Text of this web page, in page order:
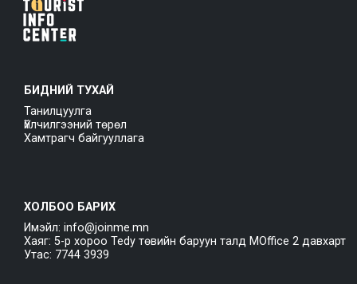
БИДНИЙ ТУХАЙ
Танилцуулга
Үйлчилгээний төрөл
Хамтрагч байгууллага
ХОЛБОО БАРИХ
Имэйл: info@joinme.mn
Хаяг: 5-р хороо Tedy төвийн баруун талд MOffice 2 давхарт
Утас: 7744 3939